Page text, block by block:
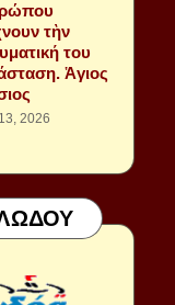
τὴν
του
Ἁγιος
2026